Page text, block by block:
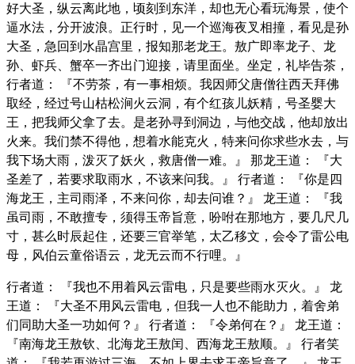
好大圣，纵云离此地，顷刻到东洋，却也无心看玩海景，使个
逼水法，分开波浪。正行时，见一个巡海夜叉相撞，看见是孙
大圣，急回到水晶宫里，报知那老龙王。敖广即率龙子、龙
孙、虾兵、蟹卒一齐出门迎接，请里面坐。坐定，礼毕告茶，
行者道： 『不劳茶，有一事相烦。我因师父唐僧往西天拜佛
取经，经过号山枯松涧火云洞，有个红孩儿妖精，号圣婴大
王，把我师父拿了去。是老孙寻到洞边，与他交战，他却放出
火来。我们禁不得他，想着水能克火，特来问你求些水去，与
我下场大雨，泼灭了妖火，救唐僧一难。』 那龙王道： 『大
圣差了，若要求取雨水，不该来问我。』 行者道： 『你是四
海龙王，主司雨泽，不来问你，却去问谁？』 龙王道： 『我
虽司雨，不敢擅专，须得玉帝旨意，吩咐在那地方，要几尺几
寸，甚么时辰起住，还要三官举笔，太乙移文，会令了雷公电
母，风伯云童俗语云，龙无云而不行哩。』
行者道： 『我也不用着风云雷电，只是要些雨水灭火。』 龙
王道： 『大圣不用风云雷电，但我一人也不能助力，着舍弟
们同助大圣一功如何？』 行者道： 『令弟何在？』 龙王道：
『南海龙王敖钦、北海龙王敖闰、西海龙王敖顺。』 行者笑